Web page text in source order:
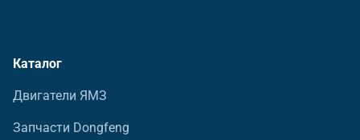
Каталог
Двигатели ЯМЗ
Запчасти Dongfeng